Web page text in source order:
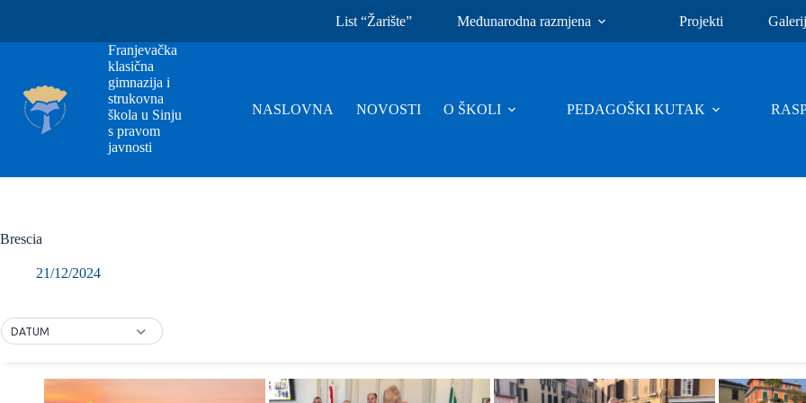
List “Žarište” Međunarodna razmjena Projekti
Franjevačka
klasična
gimnazija i
strukovna
škola u Sinju
s pravom
javnosti
NASLOVNA NOVOSTI O ŠKOLI PEDAGOŠKI KUTAK
Brescia
21/12/2024
DATUM